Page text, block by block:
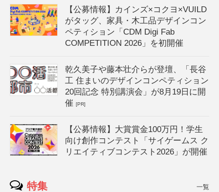
【公募情報】カインズ×コクヨ×VUILD
がタッグ、家具・木工品デザインコン
ペティション「CDM Digi Fab
COMPETITION 2026」を初開催
乾久美子や藤本壮介らが登壇、「長谷
工 住まいのデザインコンペティション
20回記念 特別講演会」が8月19日に開
催[PR]
【公募情報】大賞賞金100万円！学生
向け創作コンテスト「サイゲームス ク
リエイティブコンテスト2026」が開催
特集 一覧